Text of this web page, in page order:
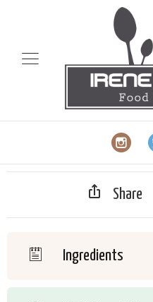
Share
Ingredients